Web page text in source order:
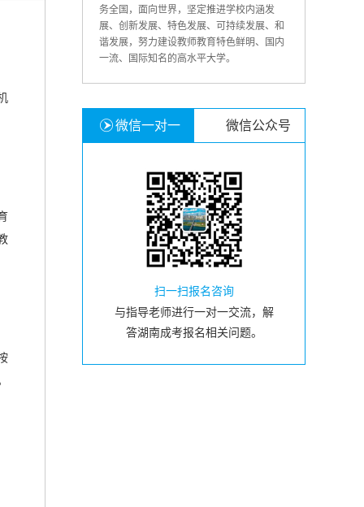
务全国，面向世界，坚定推进学校内涵发
展、创新发展、特色发展、可持续发展、和
谐发展，努力建设教师教育特色鲜明、国内
一流、国际知名的高水平大学。
微信一对一 微信公众号
扫一扫报名咨询
与指导老师进行一对一交流，解
答湖南成考报名相关问题。